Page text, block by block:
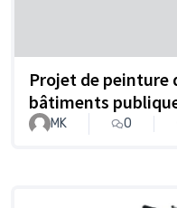
Projet de peinture
bâtiments
MK 0